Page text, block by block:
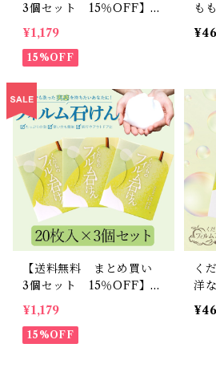
3個セット 15％OFF】く
だものフィルム石けん（も
も）
¥1,179
15%OFF
も
【送料無料 まとめ買い
3個セット 15％OFF】く
だものフィルム石けん（洋
なし）
¥1,179
15%OFF
く
洋